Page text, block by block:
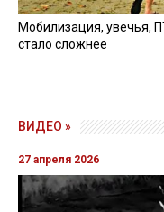
Мобилизация, увечья,
стало сложнее
ВИДЕО »
27 апреля 2026